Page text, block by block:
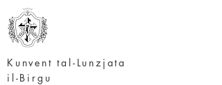
Kunvent tal-Lunzjata
il-Birgu